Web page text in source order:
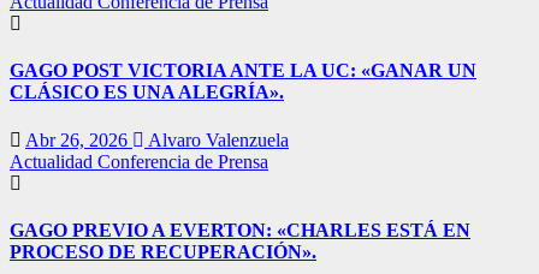
GAGO POST VICTORIA ANTE LA UC: «GANAR UN
CLÁSICO ES UNA ALEGRÍA».
Abr 26, 2026
Alvaro Valenzuela
Actualidad Conferencia de Prensa
GAGO PREVIO A EVERTON: «CHARLES ESTÁ EN
PROCESO DE RECUPERACIÓN».